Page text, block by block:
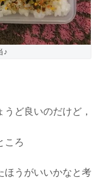
♪
ど良いのだけど，
ころ
ほうがいいかなと考